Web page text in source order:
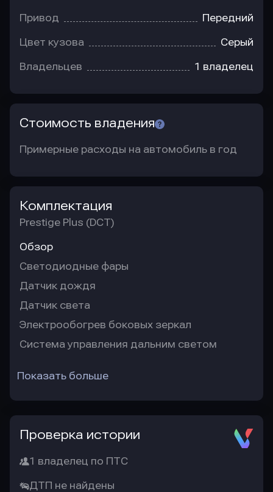
Привод Передний
Цвет кузова Серый
Владельцев 1 владелец
Стоимость владения
Примерные расходы на автомобиль в год
Комплектация
Prestige Plus (DCT)
Обзор
Светодиодные фары
Датчик дождя
Датчик света
Электрообогрев боковых зеркал
Система управления дальним светом
Показать больше
Проверка истории
1 владелец по ПТС
ДТП не найдены